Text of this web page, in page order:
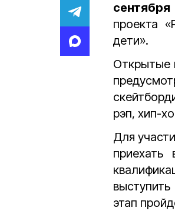
проекта
дети».
Открытые
рэп, хип-
Для
этап